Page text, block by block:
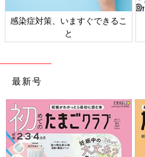
感染症対策、いますぐできるこ
と
最新号